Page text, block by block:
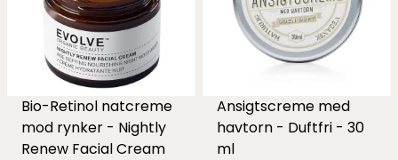
Bio-Retinol natcreme
mod rynker - Nightly
Renew Facial Cream
Ansigtscreme med
havtorn - Duftfri - 30
ml